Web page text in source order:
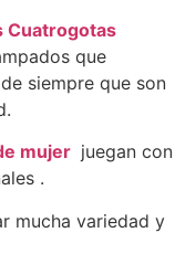
Cuatrogotas
que
siempre que son
mujer juegan con
.
mucha variedad y